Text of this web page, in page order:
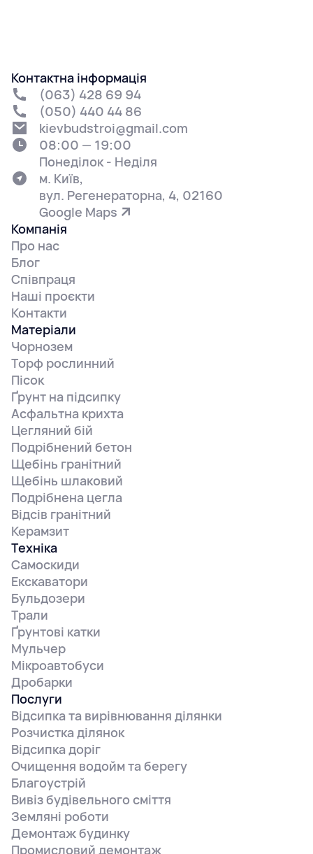
Компанія
Про нас
Блог
Співпраця
Наші проєкти
Контакти
Контактна інформація
(063) 428 69 94
(050) 440 44 86
kievbudstroi@gmail.com
08:00 — 19:00
Понеділок - Неділя
м. Київ,
вул. Регенераторна, 4, 02160
Google Maps
Матеріали
Чорнозем
Торф рослинний
Пісок
Ґрунт на підсипку
Асфальтна крихта
Цегляний бій
Подрібнений бетон
Щебінь гранітний
Щебінь шлаковий
Подрібнена цегла
Відсів гранітний
Керамзит
Техніка
Самоскиди
Екскаватори
Бульдозери
Трали
Ґрунтові катки
Мульчер
Мікроавтобуси
Дробарки
Послуги
Відсипка та вирівнювання ділянки
Розчистка ділянок
Відсипка доріг
Очищення водойм та берегу
Благоустрій
Вивіз будівельного сміття
Земляні роботи
Демонтаж будинку
Промисловий демонтаж